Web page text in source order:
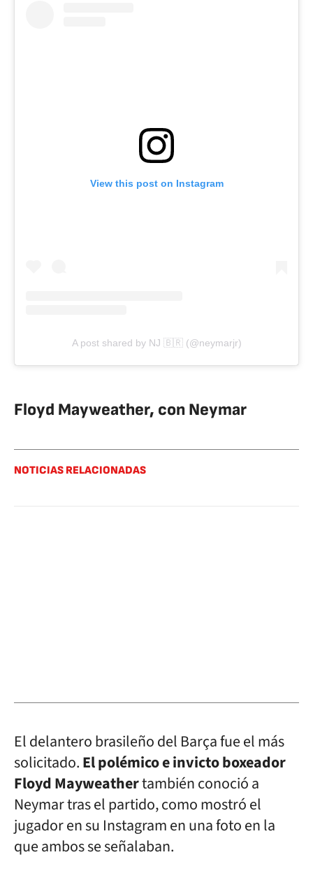
View this post on Instagram
A post shared by NJ 🇧🇷 (@neymarjr)
Floyd Mayweather, con Neymar
NOTICIAS RELACIONADAS
El delantero brasileño del Barça fue el más
solicitado.El polémico e invicto boxeador
Floyd Mayweathertambién conoció a
Neymar tras el partido, como mostró el
jugador en su Instagram en una foto en la
que ambos se señalaban.